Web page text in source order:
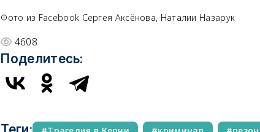
Фото из Facebook Сергея Аксёнова, Наталии Назарук
4608
Поделитесь: